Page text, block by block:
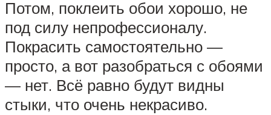
Потом, поклеить обои хорошо, не
под силу непрофессионалу.
Покрасить самостоятельно —
просто, а вот разобраться с обоями
— нет. Всё равно будут видны
стыки, что очень некрасиво.